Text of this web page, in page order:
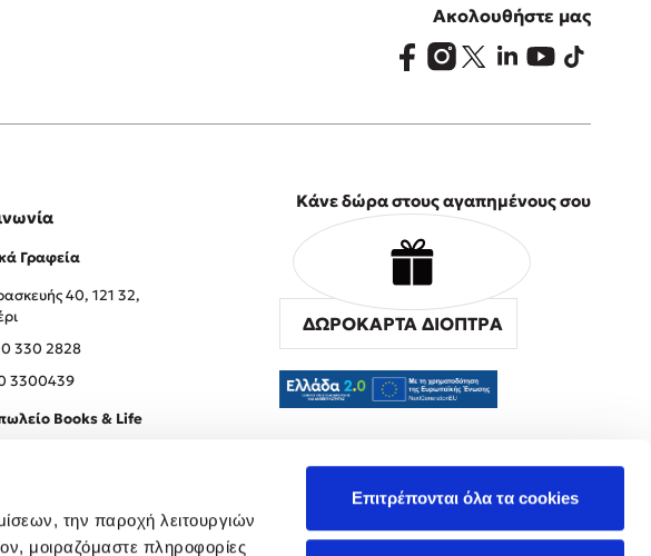
την παροχή λειτουργιών
μοιραζόμαστε πληροφορίες
Επιτρέπονται όλα τα cookies
Ακολουθήστε μας
Γραφεία
40, 121 32,
330 2828
3300439
Books & Life
Κάνε δώρα στους αγαπημένους σου
ΔΩΡΟΚΑΡΤΑ ΔΙΟΠΤΡΑ